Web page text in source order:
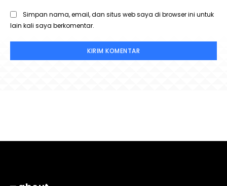
Simpan nama, email, dan situs web saya di browser ini untuk
lain kali saya berkomentar.